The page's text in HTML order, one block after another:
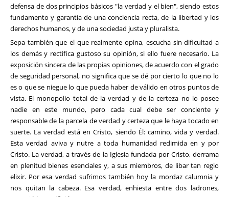
defensa de dos principios básicos "la verdad y el bien", siendo estos
fundamento y garantía de una conciencia recta, de la libertad y los
derechos humanos, y de una sociedad justa y pluralista.
Sepa también que el que realmente opina, escucha sin dificultad a
los demás y rectifica gustoso su opinión, si ello fuere necesario. La
exposición sincera de las propias opiniones, de acuerdo con el grado
de seguridad personal, no significa que se dé por cierto lo que no lo
es o que se niegue lo que pueda haber de válido en otros puntos de
vista. El monopolio total de la verdad y de la certeza no lo posee
nadie en este mundo, pero cada cual debe ser conciente y
responsable de la parcela de verdad y certeza que le haya tocado en
suerte. La verdad está en Cristo, siendo Él: camino, vida y verdad.
Esta verdad aviva y nutre a toda humanidad redimida en y por
Cristo. La verdad, a través de la Iglesia fundada por Cristo, derrama
en plenitud bienes esenciales y, a sus miembros, de libar tan regio
elixir. Por esa verdad sufrimos también hoy la mordaz calumnia y
nos quitan la cabeza. Esa verdad, enhiesta entre dos ladrones,